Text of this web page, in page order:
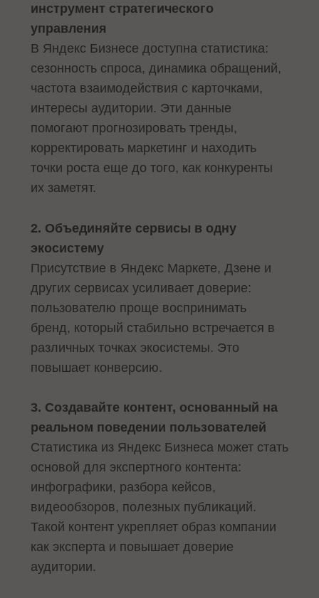
инструмент стратегического
управления
В Яндекс Бизнесе доступна статистика:
сезонность спроса, динамика обращений,
частота взаимодействия с карточками,
интересы аудитории. Эти данные
помогают прогнозировать тренды,
корректировать маркетинг и находить
точки роста еще до того, как конкуренты
их заметят.
2. Объединяйте сервисы в одну
экосистему
Присутствие в Яндекс Маркете, Дзенe и
других сервисах усиливает доверие:
пользователю проще воспринимать
бренд, который стабильно встречается в
различных точках экосистемы. Это
повышает конверсию.
3. Создавайте контент, основанный на
реальном поведении пользователей
Статистика из Яндекс Бизнеса может стать
основой для экспертного контента:
инфографики, разбора кейсов,
видеообзоров, полезных публикаций.
Такой контент укрепляет образ компании
как эксперта и повышает доверие
аудитории.